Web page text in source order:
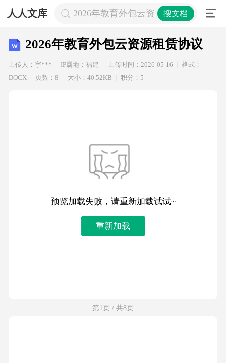
人人文库 2026年教育外包云资源租赁协议
搜文档
2026年教育外包云资源租赁协议
上传人：宇*** IP属地：福建 上传时间：2026-05-16
格式：
DOCX
页数：8 大小：40.52KB 积分：5
预览加载失败，请重新加载试试~
重新加载
第1页 / 共8页